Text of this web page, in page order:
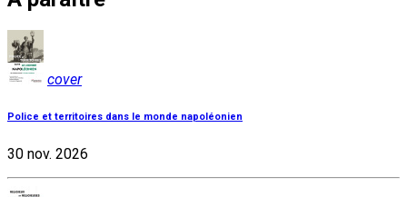
cover
Police et territoires dans le monde napoléonien
30 nov. 2026